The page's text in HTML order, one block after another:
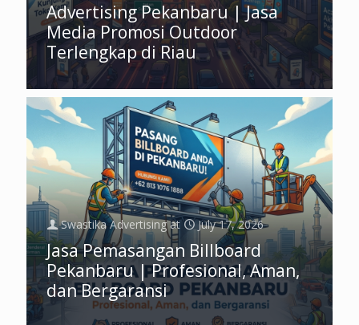
Advertising Pekanbaru | Jasa
Media Promosi Outdoor
Terlengkap di Riau
Swastika Advertising at July 17, 2026
Jasa Pemasangan Billboard
Pekanbaru | Profesional, Aman,
dan Bergaransi